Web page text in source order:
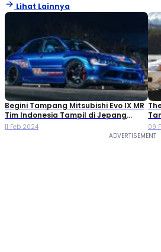
Lihat Lainnya
Begini Tampang Mitsubishi Evo IX MR
Tim Indonesia Tampil di Jepang
Bersama NMAA
11 Feb 2024 09